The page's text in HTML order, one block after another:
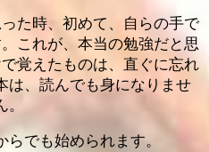
た時、初めて、自らの手で
これが、本当の勉強だと思
覚えたものは、直ぐに忘れ
は、読んでも身になりませ
。
でも始められます。